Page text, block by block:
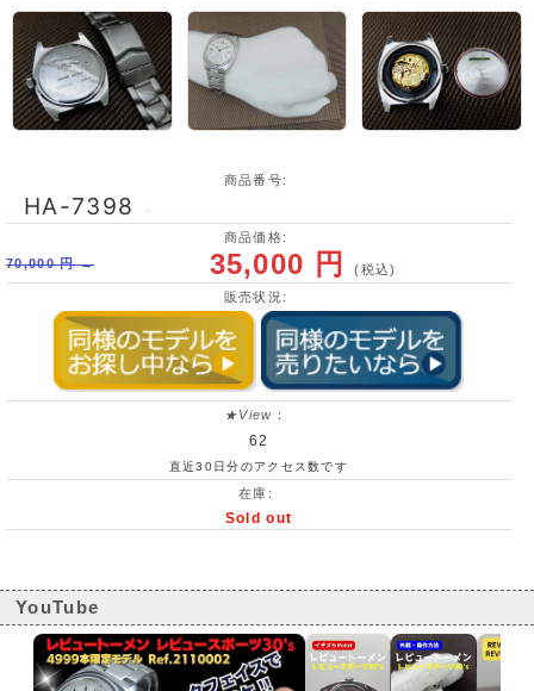
商品番号:
HA-7398
･
商品価格:
70,000 円 →
35,000 円(税込)
販売状況:
★View ：
62
直近30日分のアクセス数です
在庫:
Sold out
YouTube